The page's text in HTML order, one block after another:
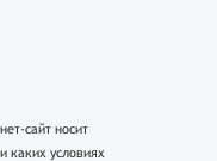
сайт носит
каких условиях